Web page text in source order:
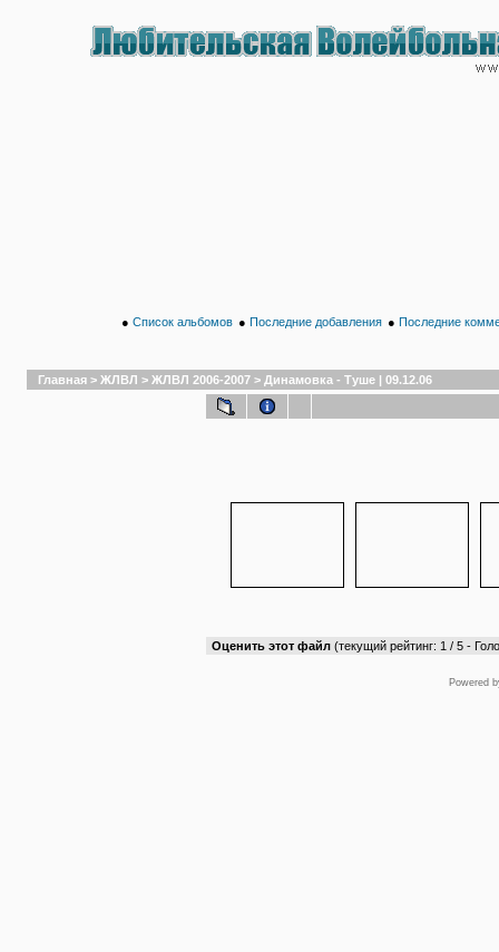
● Список альбомов ● Последние добавления ● Последние
Главная > ЖЛВЛ > ЖЛВЛ 2006-2007 > Динамовка - Туше | 09.12.06
Оценить этот файл (текущий рейтинг: 1 / 5 -
Powered